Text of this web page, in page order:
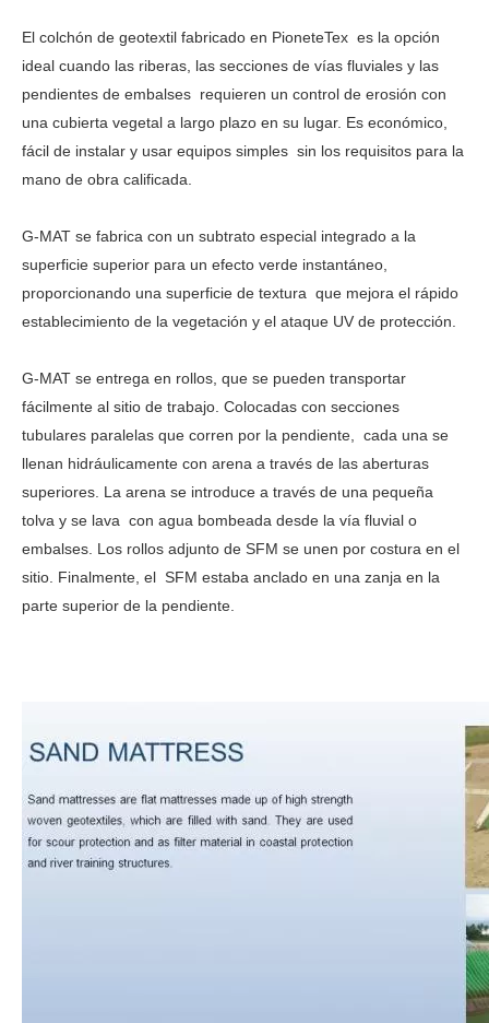
El colchón de geotextil fabricado en PioneteTex es la opción
ideal cuando las riberas, las secciones de vías fluviales y las
pendientes de embalses requieren un control de erosión con
una cubierta vegetal a largo plazo en su lugar. Es económico,
fácil de instalar y usar equipos simples sin los requisitos para la
mano de obra calificada.
G-MAT se fabrica con un subtrato especial integrado a la
superficie superior para un efecto verde instantáneo,
proporcionando una superficie de textura que mejora el rápido
establecimiento de la vegetación y el ataque UV de protección.
G-MAT se entrega en rollos, que se pueden transportar
fácilmente al sitio de trabajo. Colocadas con secciones
tubulares paralelas que corren por la pendiente, cada una se
llenan hidráulicamente con arena a través de las aberturas
superiores. La arena se introduce a través de una pequeña
tolva y se lava con agua bombeada desde la vía fluvial o
embalses. Los rollos adjunto de SFM se unen por costura en el
sitio. Finalmente, el SFM estaba anclado en una zanja en la
parte superior de la pendiente.